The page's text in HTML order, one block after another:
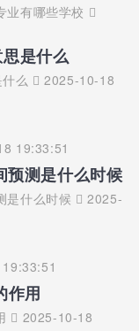
业有哪些学校
是什么
么
2025-10-18
19:33:51
预测是什么时候
是什么时候
2025-
作用
2025-10-18